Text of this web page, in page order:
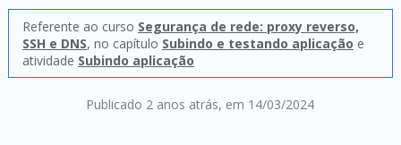
Publicado 2 anos atrás, em 14/03/2024
Referente ao curso Segurança de rede: proxy reverso,
SSH e DNS, no capítulo Subindo e testando aplicação e
atividade Subindo aplicação